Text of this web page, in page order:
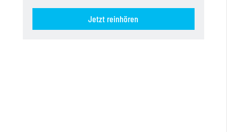
Jetzt reinhören